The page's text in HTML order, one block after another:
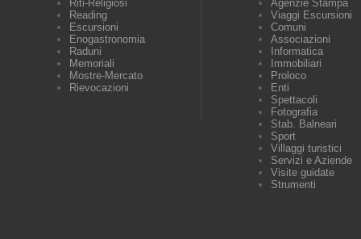
Riti-Religiosi
Reading
Escursioni
Enogastronomia
Raduni
Memoriali
Mostre-Mercato
Rievocazioni
Agenzie Stampa
Viaggi Escursioni
Comuni
Associazioni
Informatica
Immobiliari
Proloco
Enti
Spettacoli
Fotografia
Stab. Balneari
Sport
Villaggi turistici
Servizi e Aziende
Visite guidate
Strumenti